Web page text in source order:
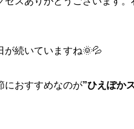
が続いていますね🌞💦
におすすめなのが”ひえぽか